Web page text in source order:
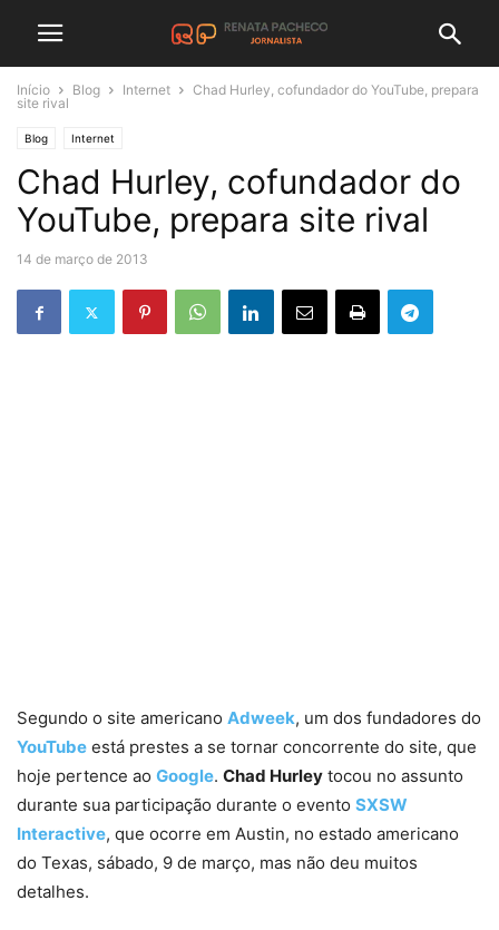
Início Blog Internet
Chad Hurley, cofundador do YouTube, prepara
site rival
Blog Internet
Chad Hurley, cofundador do
YouTube, prepara site rival
14 de março de 2013
Segundo o site americano Adweek, um dos fundadores do
YouTube está prestes a se tornar concorrente do site, que
hoje pertence ao Google. Chad Hurley tocou no assunto
durante sua participação durante o evento SXSW
Interactive, que ocorre em Austin, no estado americano
do Texas, sábado, 9 de março, mas não deu muitos
detalhes.